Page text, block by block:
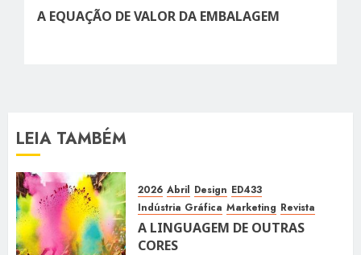
post:
A EQUAÇÃO DE VALOR DA EMBALAGEM
LEIA TAMBÉM
2026 Abril Design ED433
Indústria Gráfica Marketing Revista
A LINGUAGEM DE OUTRAS
CORES